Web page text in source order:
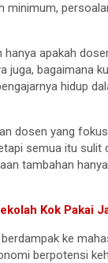
minimum,
hanya apakah
juga, bagaimana
hidup
dosen yang
semua itu sulit
tambahan
Kok Pakai
ke
berpotensi